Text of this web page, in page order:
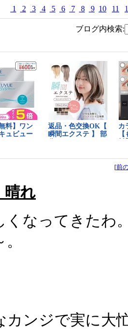
1 2 3 4 5 6 7 8 9 10 11
ブログ内検索:
[前
れ
なってきたわ
ンジで実に大